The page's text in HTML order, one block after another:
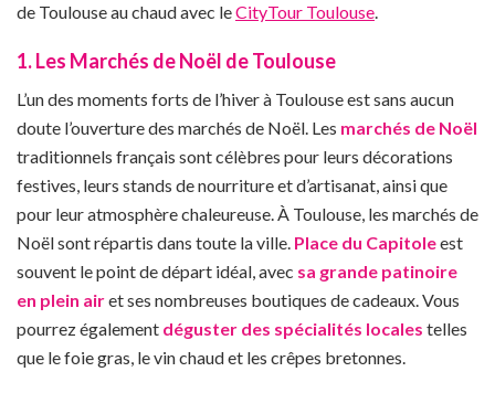
de Toulouse au chaud avec leCityTour Toulouse.
1. Les Marchés de Noël de Toulouse
L’un des moments forts de l’hiver à Toulouse est sans aucun
doute l’ouverture des marchés de Noël. Les marchés de Noël
traditionnels français sont célèbres pour leurs décorations
festives, leurs stands de nourriture et d’artisanat, ainsi que
pour leur atmosphère chaleureuse. À Toulouse, les marchés de
Noël sont répartis dans toute la ville. Place du Capitoleest
souvent le point de départ idéal, avec sa grande patinoire
en plein airet ses nombreuses boutiques de cadeaux. Vous
pourrez également déguster des spécialités locales telles
que le foie gras, le vin chaud et les crêpes bretonnes.